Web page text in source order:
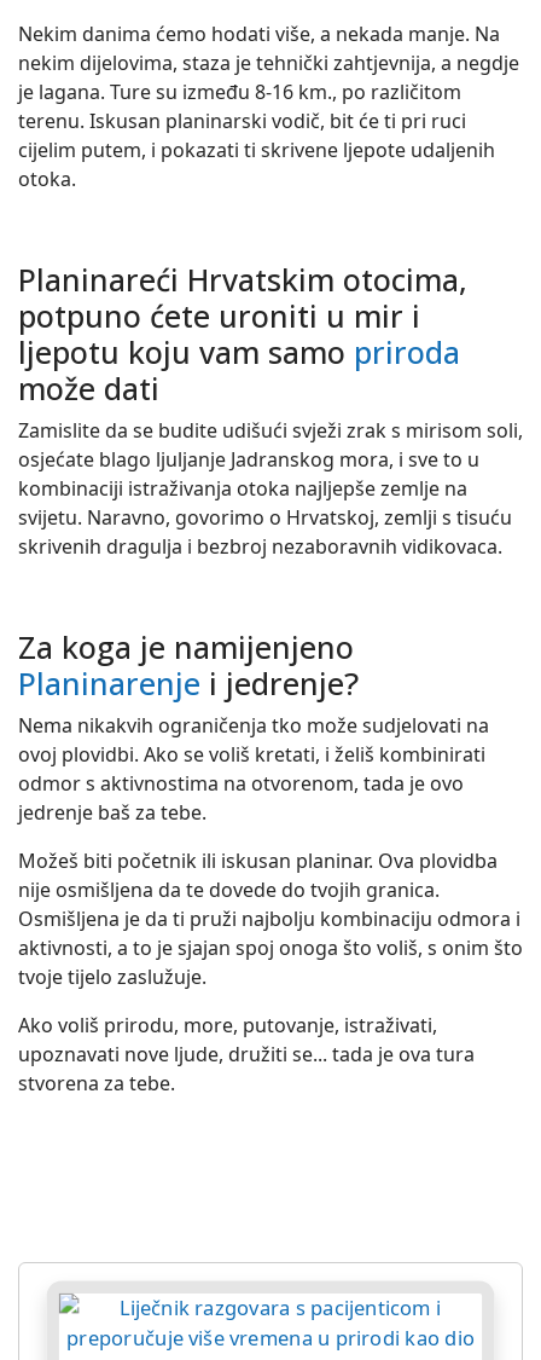
Nekim danima ćemo hodati više, a nekada manje. Na
nekim dijelovima, staza je tehnički zahtjevnija, a negdje
je lagana. Ture su između 8-16 km., po različitom
terenu. Iskusan planinarski vodič, bit će ti pri ruci
cijelim putem, i pokazati ti skrivene ljepote udaljenih
otoka.
Planinareći Hrvatskim otocima,
potpuno ćete uroniti u mir i
ljepotu koju vam samo priroda
može dati
Zamislite da se budite udišući svježi zrak s mirisom soli,
osjećate blago ljuljanje Jadranskog mora, i sve to u
kombinaciji istraživanja otoka najljepše zemlje na
svijetu. Naravno, govorimo o Hrvatskoj, zemlji s tisuću
skrivenih dragulja i bezbroj nezaboravnih vidikovaca.
Za koga je namijenjeno
Planinarenje i jedrenje?
Nema nikakvih ograničenja tko može sudjelovati na
ovoj plovidbi. Ako se voliš kretati, i želiš kombinirati
odmor s aktivnostima na otvorenom, tada je ovo
jedrenje baš za tebe.
Možeš biti početnik ili iskusan planinar. Ova plovidba
nije osmišljena da te dovede do tvojih granica.
Osmišljena je da ti pruži najbolju kombinaciju odmora i
aktivnosti, a to je sjajan spoj onoga što voliš, s onim što
tvoje tijelo zaslužuje.
Ako voliš prirodu, more, putovanje, istraživati,
upoznavati nove ljude, družiti se... tada je ova tura
stvorena za tebe.